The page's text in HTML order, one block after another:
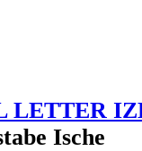
LETTER
Ische